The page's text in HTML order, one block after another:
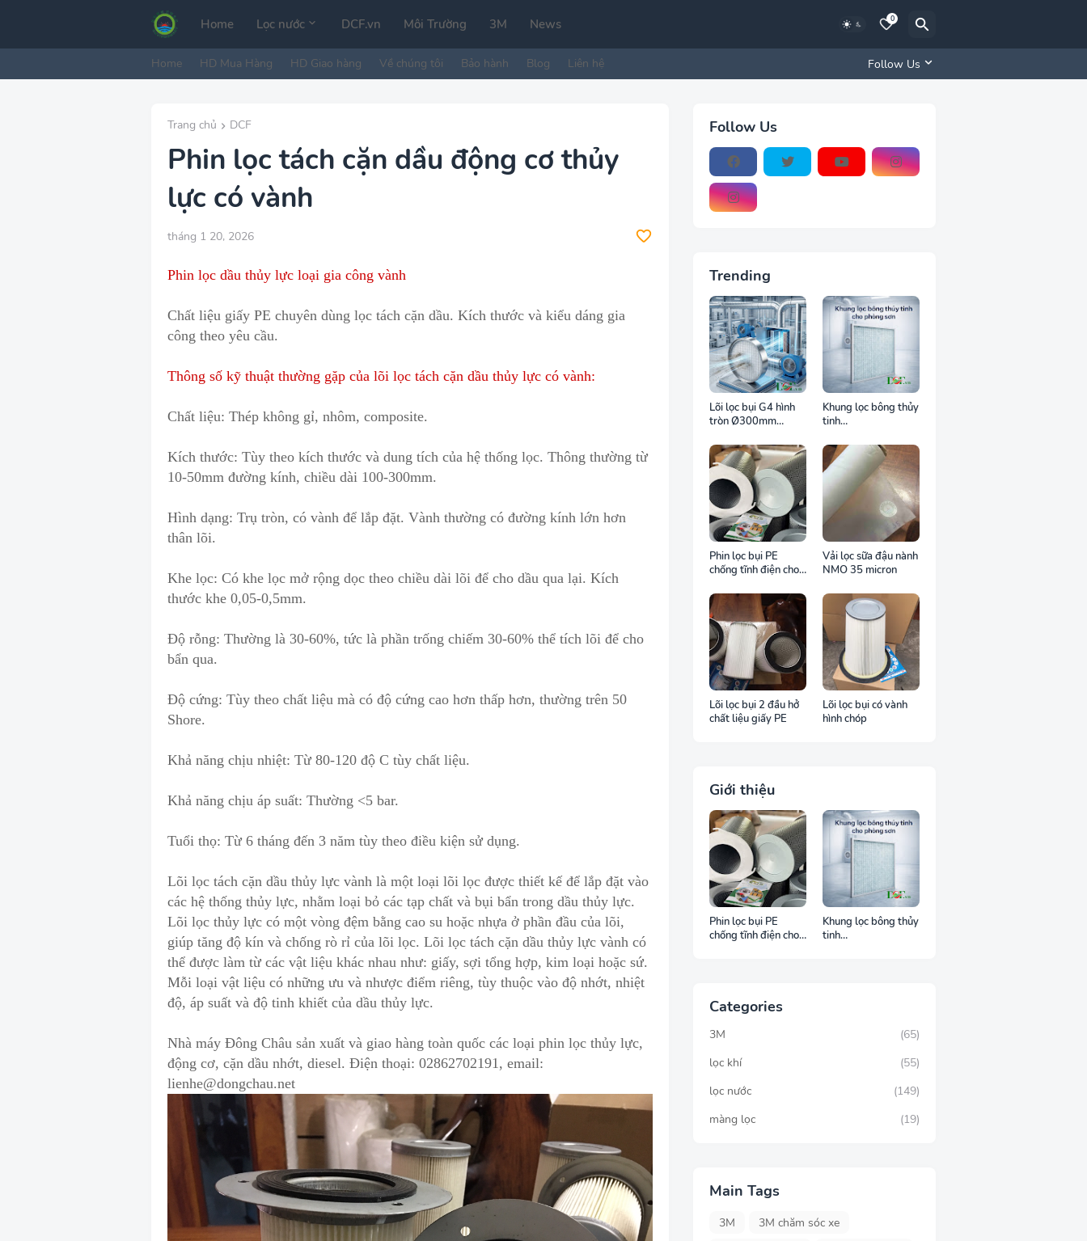
Home Lọc nước DCF.vn Môi Trường 3M News 0
Home HD Mua Hàng HD Giao hàng Về chúng tôi Bảo hành Blog Liên hệ Follow Us
Trang chủ DCF
Phin lọc tách cặn dầu động cơ thủy
lực có vành
tháng 1 20, 2026
Phin lọc dầu thủy lực loại gia công vành
Chất liệu giấy PE chuyên dùng lọc tách cặn dầu. Kích thước và kiểu dáng gia
công theo yêu cầu.
Thông số kỹ thuật thường gặp của lõi lọc tách cặn dầu thủy lực có vành:
Chất liệu: Thép không gỉ, nhôm, composite.
Kích thước: Tùy theo kích thước và dung tích của hệ thống lọc. Thông thường từ
10-50mm đường kính, chiều dài 100-300mm.
Hình dạng: Trụ tròn, có vành để lắp đặt. Vành thường có đường kính lớn hơn
thân lõi.
Khe lọc: Có khe lọc mở rộng dọc theo chiều dài lõi để cho dầu qua lại. Kích
thước khe 0,05-0,5mm.
Độ rỗng: Thường là 30-60%, tức là phần trống chiếm 30-60% thể tích lõi để cho
bẩn qua.
Độ cứng: Tùy theo chất liệu mà có độ cứng cao hơn thấp hơn, thường trên 50
Shore.
Khả năng chịu nhiệt: Từ 80-120 độ C tùy chất liệu.
Khả năng chịu áp suất: Thường <5 bar.
Tuổi thọ: Từ 6 tháng đến 3 năm tùy theo điều kiện sử dụng.
Lõi lọc tách cặn dầu thủy lực vành là một loại lõi lọc được thiết kế để lắp đặt vào
các hệ thống thủy lực, nhằm loại bỏ các tạp chất và bụi bẩn trong dầu thủy lực.
Lõi lọc thủy lực có một vòng đệm bằng cao su hoặc nhựa ở phần đầu của lõi,
giúp tăng độ kín và chống rò rỉ của lõi lọc. Lõi lọc tách cặn dầu thủy lực vành có
thể được làm từ các vật liệu khác nhau như: giấy, sợi tổng hợp, kim loại hoặc sứ.
Mỗi loại vật liệu có những ưu và nhược điểm riêng, tùy thuộc vào độ nhớt, nhiệt
độ, áp suất và độ tinh khiết của dầu thủy lực.
Nhà máy Đông Châu sản xuất và giao hàng toàn quốc các loại phin lọc thủy lực,
động cơ, cặn dầu nhớt, diesel. Điện thoại: 02862702191, email:
lienhe@dongchau.net
Follow Us
Trending
Lõi lọc bụi G4 hình
tròn Ø300mm
gió tròn
Khung lọc bông thủy
tinh
DCF.vn
Phin lọc bụi PE
chống tĩnh điện cho
cháy
Vải lọc sữa đậu nành
NMO 35 micron
Lõi lọc bụi 2 đầu hở
chất liệu giấy PE
Lõi lọc bụi có vành
hình chóp
Giới thiệu
Phin lọc bụi PE
chống tĩnh điện cho
Khung lọc bông thủy
tinh
Categories
3M
(65)
lọc khí
(55)
lọc nước
(149)
màng lọc
(19)
Main Tags
3M
3M chăm sóc xe